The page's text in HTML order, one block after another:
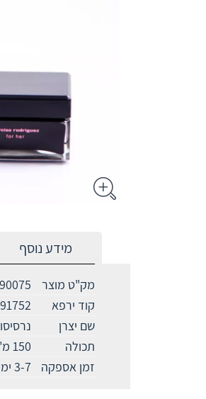
מידע נוסף
מק"ט מוצר
קוד ירפא
91752
שם יצרן
תכולה
150 מ"ל (146 ₪ ל-100 מ"ל)
זמן אספקה
3-7 ימי עסקים